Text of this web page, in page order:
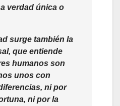
verdad única o
surge también la
que entiende
humanos son
unos con
ni por
ni por la